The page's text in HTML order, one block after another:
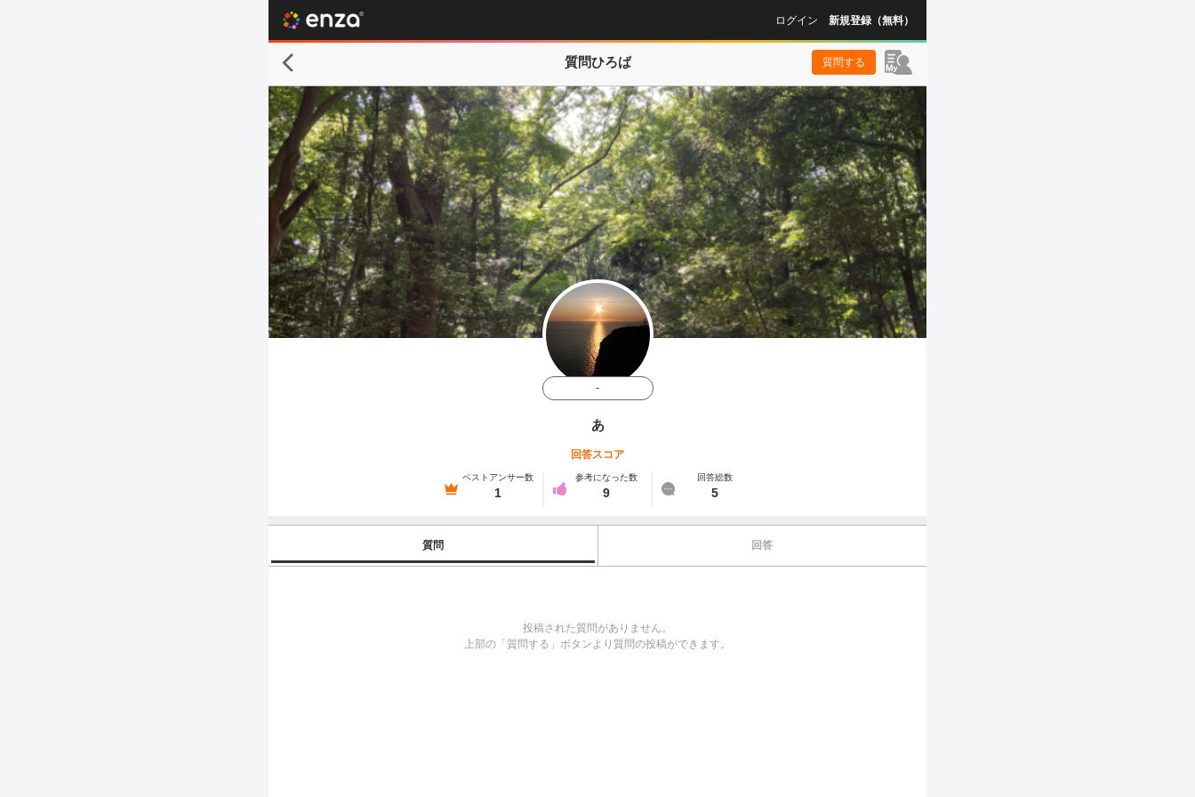
ログイン 新規登録（無料）
質問ひろば 質問する
-
あ
回答スコア
ベストアンサー数
1
参考になった数
9
回答総数
5
質問 回答
投稿された質問がありません。
上部の「質問する」ボタンより質問の投稿ができます。